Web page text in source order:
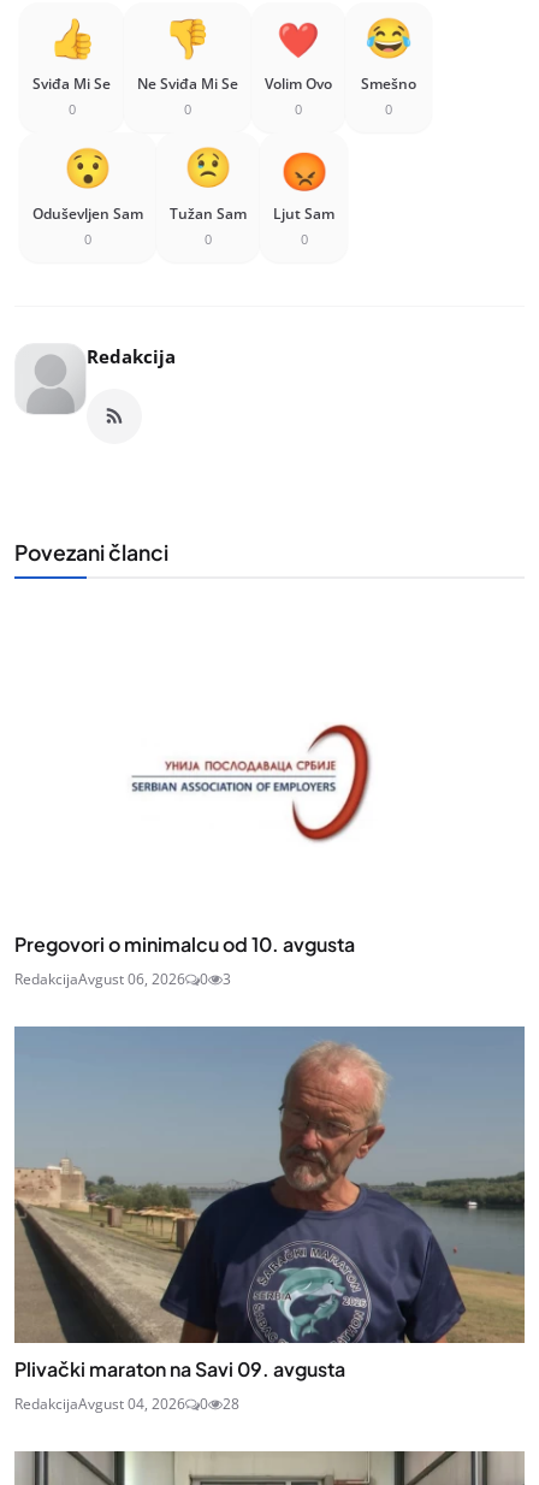
Sviđa Mi Se
0
Ne Sviđa Mi Se
0
Volim Ovo
0
Smešno
0
Oduševljen Sam
0
Tužan Sam
0
Ljut Sam
0
Redakcija
Povezani članci
Pregovori o minimalcu od 10. avgusta
RedakcijaAvgust 06, 2026 0 3
Plivački maraton na Savi 09. avgusta
RedakcijaAvgust 04, 2026 0 28